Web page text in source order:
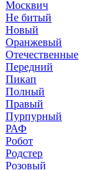
Москвич
Не битый
Новый
Оранжевый
Отечественные
Передний
Пикап
Полный
Правый
Пурпурный
РАФ
Робот
Родстер
Розовый